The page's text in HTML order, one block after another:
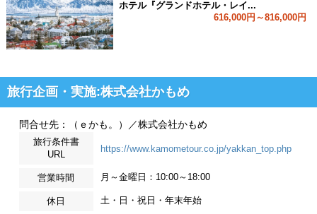
ホテル『グランドホテル・レイ...
616,000円～816,000円
旅行企画・実施:株式会社かもめ
問合せ先：（ｅかも。）／株式会社かもめ
旅行条件書
URL
https://www.kamometour.co.jp/yakkan_top.php
営業時間 月～金曜日：10:00～18:00
休日 土・日・祝日・年末年始